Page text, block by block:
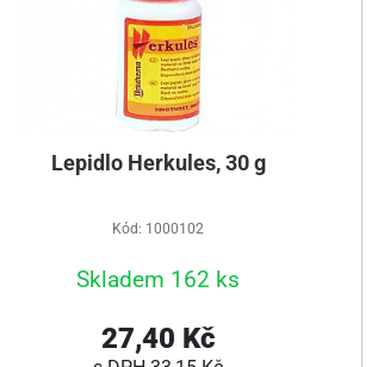
Lepidlo Herkules, 30 g
Kód: 1000102
Skladem 162 ks
27,40 Kč